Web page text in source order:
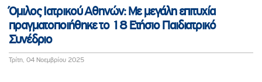
Όμιλος Ιατρικού Αθηνών: Με μεγάλη επιτυχία
πραγματοποιήθηκε το 18 Ετήσιο Παιδιατρικό
Συνέδριο
Τρίτη, 04 Νοεμβρίου 2025